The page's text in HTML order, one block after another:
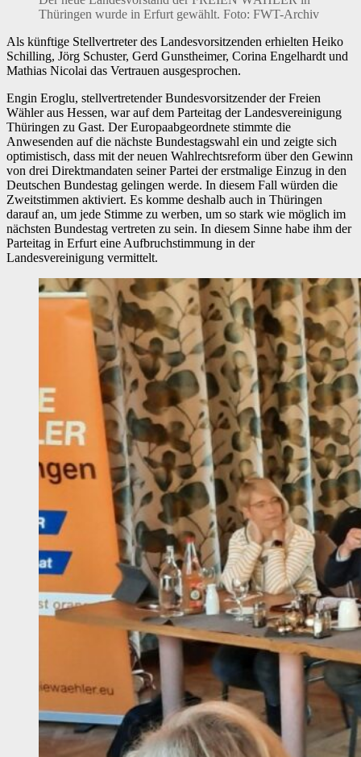
Thüringen wurde in Erfurt gewählt. Foto: FWT-Archiv
Als künftige Stellvertreter des Landesvorsitzenden erhielten Heiko
Schilling, Jörg Schuster, Gerd Gunstheimer, Corina Engelhardt und
Mathias Nicolai das Vertrauen ausgesprochen.
Engin Eroglu, stellvertretender Bundesvorsitzender der Freien
Wähler aus Hessen, war auf dem Parteitag der Landesvereinigung
Thüringen zu Gast. Der Europaabgeordnete stimmte die
Anwesenden auf die nächste Bundestagswahl ein und zeigte sich
optimistisch, dass mit der neuen Wahlrechtsreform über den Gewinn
von drei Direktmandaten seiner Partei der erstmalige Einzug in den
Deutschen Bundestag gelingen werde. In diesem Fall würden die
Zweitstimmen aktiviert. Es komme deshalb auch in Thüringen
darauf an, um jede Stimme zu werben, um so stark wie möglich im
nächsten Bundestag vertreten zu sein. In diesem Sinne habe ihm der
Parteitag in Erfurt eine Aufbruchstimmung in der
Landesvereinigung vermittelt.